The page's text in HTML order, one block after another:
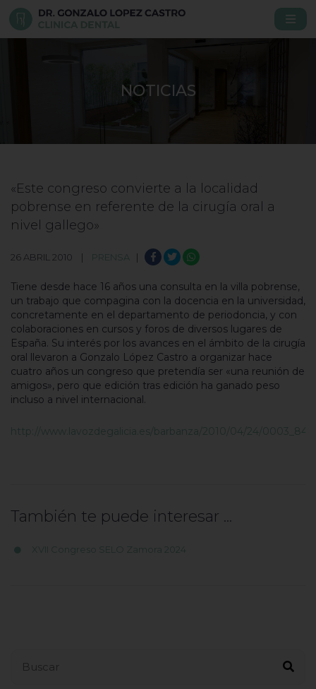
NOTICIAS
«Este congreso convierte a la localidad
pobrense en referente de la cirugía oral a
nivel gallego»
26 ABRIL 2010 | PRENSA |
Tiene desde hace 16 años una consulta en la villa pobrense,
un trabajo que compagina con la docencia en la universidad,
concretamente en el departamento de periodoncia, y con
colaboraciones en cursos y foros de diversos lugares de
España. Su interés por los avances en el ámbito de la cirugía
oral llevaron a Gonzalo López Castro a organizar hace
cuatro años un congreso que pretendía ser «una reunión de
amigos», pero que edición tras edición ha ganado peso
incluso a nivel internacional.
http://www.lavozdegalicia.es/barbanza/2010/04/24/
También te puede interesar ...
XVII Congreso SELO Zamora 2024